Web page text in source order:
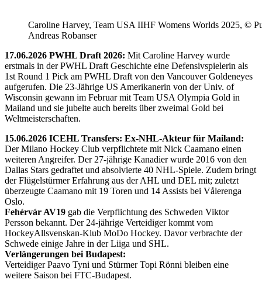
Caroline Harvey, Team USA IIHF Womens Worlds 2025, ©
Andreas Robanser
17.06.2026 PWHL Draft 2026: Mit Caroline Harvey wurde
erstmals in der PWHL Draft Geschichte eine Defensivspielerin als
1st Round 1 Pick am PWHL Draft von den Vancouver Goldeneyes
aufgerufen. Die 23-Jährige US Amerikanerin von der Univ. of
Wisconsin gewann im Februar mit Team USA Olympia Gold in
Mailand und sie jubelte auch bereits über zweimal Gold bei
Weltmeisterschaften.
15.06.2026 ICEHL Transfers: Ex-NHL-Akteur für Mailand:
Der Milano Hockey Club verpflichtete mit Nick Caamano einen
weiteren Angreifer. Der 27-jährige Kanadier wurde 2016 von den
Dallas Stars gedraftet und absolvierte 40 NHL-Spiele. Zudem bringt
der Flügelstürmer Erfahrung aus der AHL und DEL mit; zuletzt
überzeugte Caamano mit 19 Toren und 14 Assists bei Vålerenga
Oslo.
Fehérvár AV19 gab die Verpflichtung des Schweden Viktor
Persson bekannt. Der 24-jährige Verteidiger kommt vom
HockeyAllsvenskan-Klub MoDo Hockey. Davor verbrachte der
Schwede einige Jahre in der Liiga und SHL.
Verlängerungen bei Budapest:
Verteidiger Paavo Tyni und Stürmer Topi Rönni bleiben eine
weitere Saison bei FTC-Budapest.